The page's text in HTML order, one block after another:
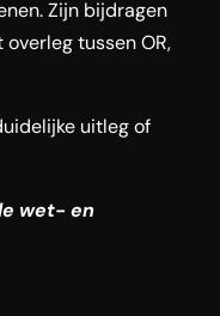
Zijn bijdragen
tussen OR,
uitleg of
wet- en